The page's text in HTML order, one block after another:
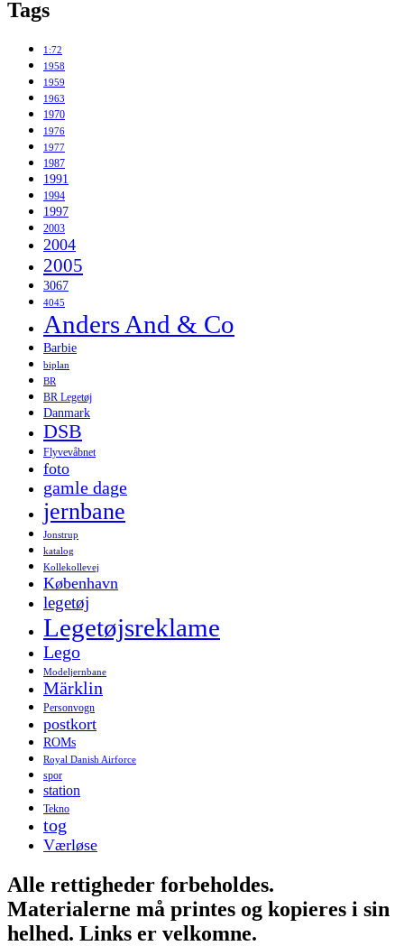
Tags
1:72
1958
1959
1963
1970
1976
1977
1987
1991
1994
1997
2003
2004
2005
3067
4045
Anders And & Co
Barbie
biplan
BR
BR Legetøj
Danmark
DSB
Flyvevåbnet
foto
gamle dage
jernbane
Jonstrup
katalog
Kollekollevej
København
legetøj
Legetøjsreklame
Lego
Modeljernbane
Märklin
Personvogn
postkort
ROMs
Royal Danish Airforce
spor
station
Tekno
tog
Værløse
Alle rettigheder forbeholdes.
Materialerne må printes og kopieres i sin
helhed. Links er velkomne.